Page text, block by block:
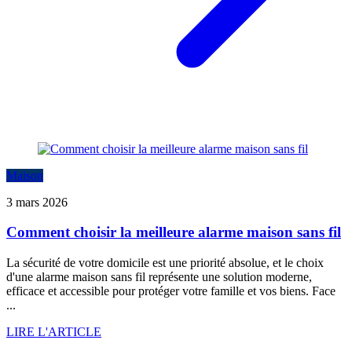
Maison
3 mars 2026
Comment choisir la meilleure alarme maison sans fil
La sécurité de votre domicile est une priorité absolue, et le choix
d'une alarme maison sans fil représente une solution moderne,
efficace et accessible pour protéger votre famille et vos biens. Face
...
LIRE L'ARTICLE